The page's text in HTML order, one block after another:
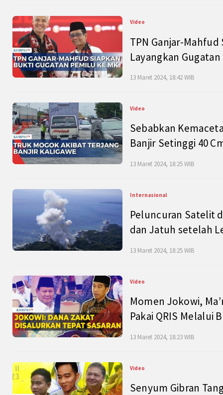
Video
TPN Ganjar-
Layangkan
13 Maret 2024, 18:42 WIB
Video
Sebabkan
Banjir Setinggi 40
13 Maret 2024, 18:25 WIB
Internasional
Peluncuran Satelit
dan Jatuh setelah
13 Maret 2024, 18:25 WIB
Video
Momen Jokowi,
Pakai QRIS Melalui
13 Maret 2024, 18:23 WIB
Video
Senyum Gibran